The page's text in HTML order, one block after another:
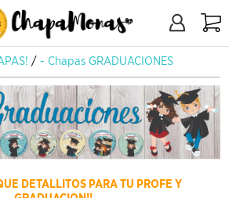
X
/- Chapas GRADUACIONES
DETALLITOS PARA TU PROFE Y